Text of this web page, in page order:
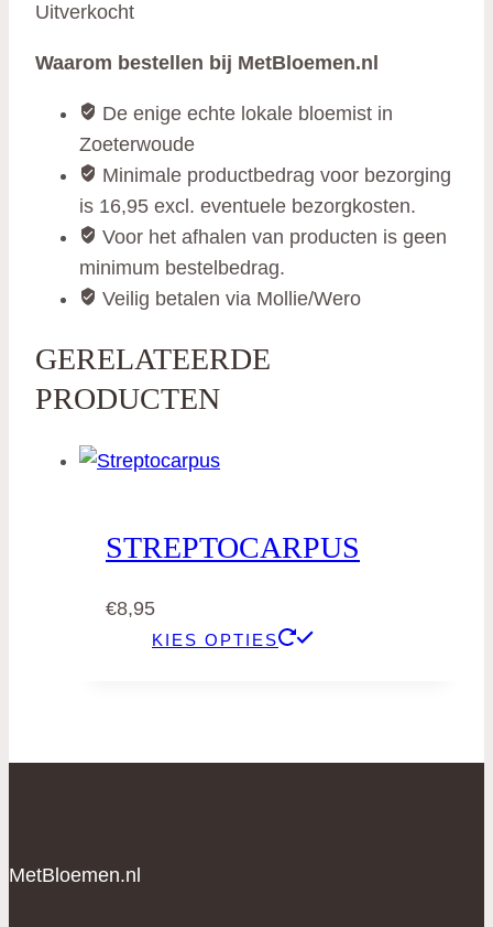
Uitverkocht
Waarom bestellen bij MetBloemen.nl
De enige echte lokale bloemist in
Zoeterwoude
Minimale productbedrag voor bezorging
is 16,95 excl. eventuele bezorgkosten.
Voor het afhalen van producten is geen
minimum bestelbedrag.
Veilig betalen via Mollie/Wero
GERELATEERDE
PRODUCTEN
STREPTOCARPUS
€8,95
KIES OPTIES
MetBloemen.nl